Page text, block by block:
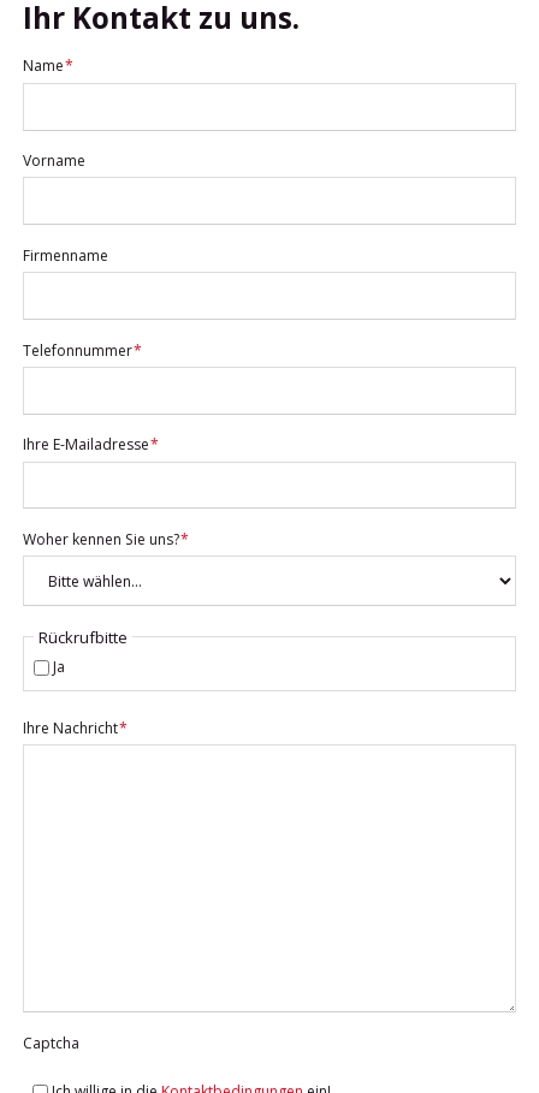
Ihr Kontakt zu uns.
Pflichtfeld
Name*
Vorname
Firmenname
Pflichtfeld
Telefonnummer*
Pflichtfeld
Ihre E-Mailadresse*
Pflichtfeld
Woher kennen Sie uns?*
Rückrufbitte
Ja
Pflichtfeld
Ihre Nachricht*
Captcha